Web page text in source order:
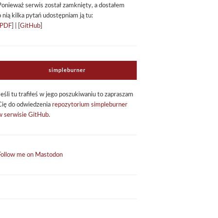
ser­wis został zamknięty, a dosta­łem
nią kilka pytań udo­stęp­niam ją tu:
PDF ] | [GitHub
sim­ple­bur­ner
tu tra­fi­łeś w jego poszu­ki­wa­niu to zapra­szam
do odwie­dze­nia repo­zy­to­rium sim­ple­bur­ner
ser­wi­sie GitHub.
me on Mastodon